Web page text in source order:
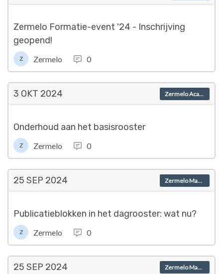
Zermelo Formatie-event '24 - Inschrijving
geopend!
Z Zermelo 0
3 OKT 2024
Onderhoud aan het basisrooster
Z Zermelo 0
Zermelo Academy
25 SEP 2024
Publicatieblokken in het dagrooster: wat nu?
Z Zermelo 0
Zermelo Magazine
25 SEP 2024 Zermelo Magazine